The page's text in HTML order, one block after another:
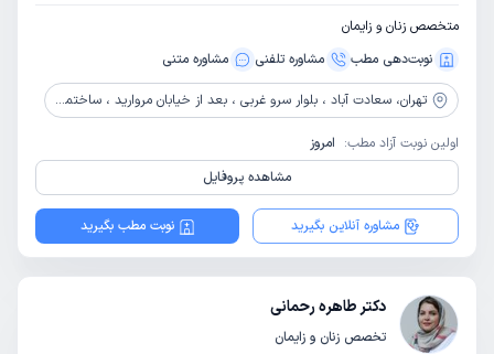
متخصص زنان و زایمان
نوبت‌دهی مطب
مشاوره‌ تلفنی مشاوره‌ متنی
تهران، سعادت آباد ، بلوار سرو غربی ، بعد از خیابان مروارید ، ساختمان پزشکان سرو سبز، پلاک 33، طبقه 3
اولین نوبت آزاد مطب: امروز
مشاهده پروفایل
مشاوره آنلاین بگیرید نوبت مطب بگیرید
دکتر طاهره رحمانی
تخصص زنان و زایمان